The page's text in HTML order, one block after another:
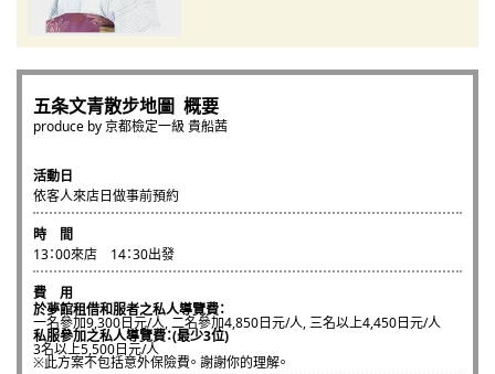
五条文青散步地圖 概要
produce by 京都檢定一級 貴船茜
活動日
依客人來店日做事前預約
時 間
13：00來店 14：30出發
費 用
於夢館租借和服者之私人導覽費：
一名參加9,300日元/人, 二名參加4,850日元/人, 三名以上4,450日元/人
私服參加之私人導覽費：(最少3位)
3名以上5,500日元/人
※此方案不包括意外保險費。 謝謝你的理解。